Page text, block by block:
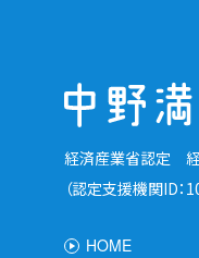
経済産業省認定
（認定支援機関ID：
HOME